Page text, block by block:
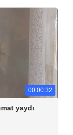
00:00:32
yaydı